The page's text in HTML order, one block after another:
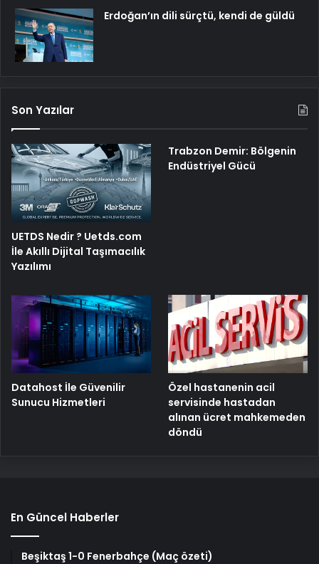
Erdoğan’ın dili sürçtü, kendi de güldü
Son Yazılar
UETDS Nedir ? Uetds.com
İle Akıllı Dijital Taşımacılık
Yazılımı
Trabzon Demir: Bölgenin
Endüstriyel Gücü
Datahost İle Güvenilir
Sunucu Hizmetleri
Özel hastanenin acil
servisinde hastadan
alınan ücret mahkemeden
döndü
En Güncel Haberler
Beşiktaş 1-0 Fenerbahçe (Maç özeti)